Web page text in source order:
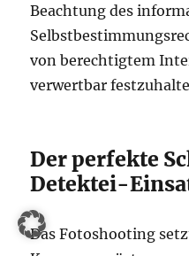
Beachtung des
von berechtigtem
verwertbar
Der perfekte
Detektei-
Das Fotoshooting